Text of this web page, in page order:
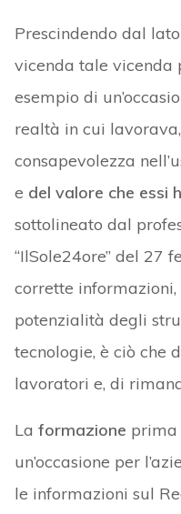
Prescindendo dal
vicenda tale vicenda
esempio di
realtà in cui
consapevolezza
e del valore che essi
sottolineato dal
“IlSole24ore” del 27
corrette
potenzialità degli
tecnologie, è ciò che
lavoratori e, di
La formazione prima
un’occasione per
le informazioni sul